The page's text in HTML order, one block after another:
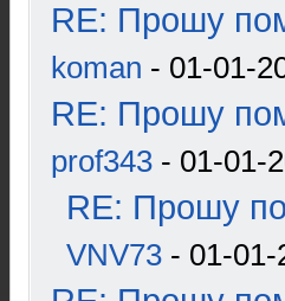
RE: Прошу
koman - 01-01-
RE: Прошу
prof343 - 01-01-
RE: Прошу
VNV73 - 01-01-